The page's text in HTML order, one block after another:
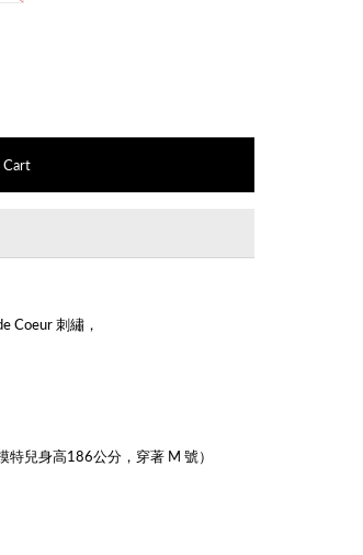
Coeur 刺繡，
模特兒身高186公分，穿著 M 號）